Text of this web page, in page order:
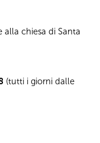
alla chiesa di Santa
(tutti i giorni dalle